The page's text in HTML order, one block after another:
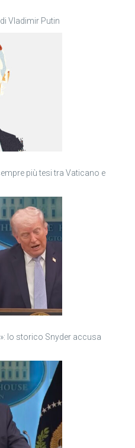
Vladimir Putin
più tesi tra Vaticano e
lo storico Snyder accusa